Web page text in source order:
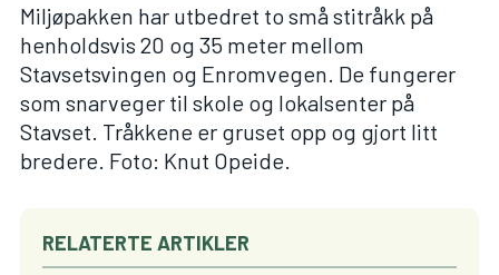
Miljøpakken har utbedret to små stitråkk på
henholdsvis 20 og 35 meter mellom
Stavsetsvingen og Enromvegen. De fungerer
som snarveger til skole og lokalsenter på
Stavset. Tråkkene er gruset opp og gjort litt
bredere. Foto: Knut Opeide.
RELATERTE ARTIKLER